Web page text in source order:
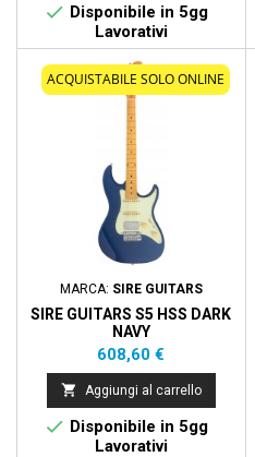
 Disponibile in 5gg
Lavorativi
ACQUISTABILE SOLO ONLINE
MARCA: SIRE GUITARS
SIRE GUITARS S5 HSS DARK
NAVY
Prezzo
608,60 €
 Aggiungi al carrello
 Disponibile in 5gg
Lavorativi